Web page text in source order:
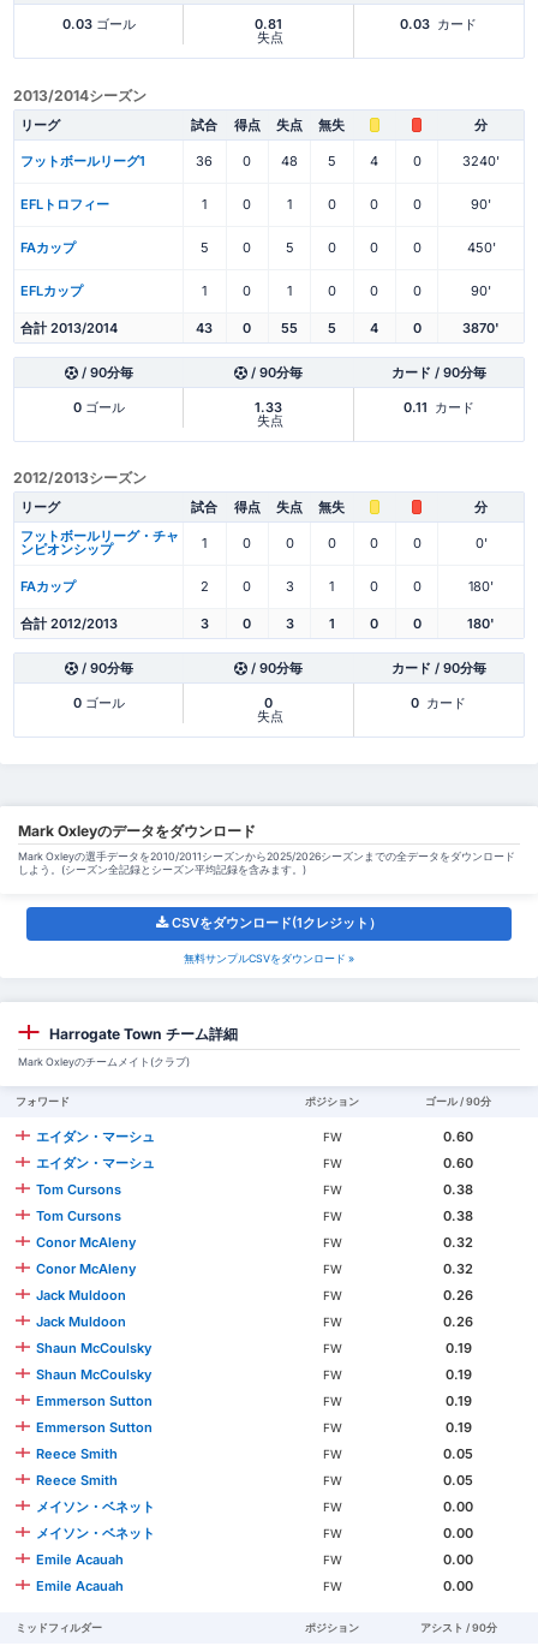
0.03ゴール 0.81
失点
0.03 カード
2013/2014シーズン
リーグ 試合 得点 失点 無失 分
フットボールリーグ1 36 0 48 5 4 0 3240'
EFLトロフィー 1 0 1 0 0 0 90'
FAカップ 5 0 5 0 0 0 450'
EFLカップ 1 0 1 0 0 0 90'
合計 2013/2014 43 0 55 5 4 0 3870'
/ 90分毎 / 90分毎 カード / 90分毎
0ゴール 1.33
失点
0.11 カード
2012/2013シーズン
リーグ 試合 得点 失点 無失
分
フットボールリーグ・チャ
ンピオンシップ 1 0 0 0 0 0 0'
FAカップ 2 0 3 1 0 0 180'
合計 2012/2013 3 0 3 1 0 0 180'
/ 90分毎 / 90分毎 カード / 90分毎
0ゴール 0
失点
0 カード
Mark Oxleyのデータをダウンロード
Mark Oxleyの選手データを2010/2011シーズンから2025/2026シーズンまでの全データをダウンロード
しよう。(シーズン全記録とシーズン平均記録を含みます。)
CSVをダウンロード(1クレジット）
無料サンプルCSVをダウンロード »
Harrogate Town チーム詳細
Mark Oxleyのチームメイト(クラブ)
フォワード ポジション ゴール / 90分
エイダン・マーシュ FW
0.60
エイダン・マーシュ
FW
0.60
Tom Cursons
FW
0.38
Tom Cursons
FW
0.38
Conor McAleny
FW
0.32
Conor McAleny
FW
0.32
Jack Muldoon
FW
0.26
Jack Muldoon
FW
0.26
Shaun McCoulsky
FW
0.19
Shaun McCoulsky
FW
0.19
Emmerson Sutton
FW
0.19
Emmerson Sutton
FW
0.19
Reece Smith
FW
0.05
Reece Smith
FW
0.05
メイソン・ベネット
FW
0.00
メイソン・ベネット
FW
0.00
Emile Acauah
FW
0.00
Emile Acauah
FW 0.00
ミッドフィルダー ポジション アシスト / 90分